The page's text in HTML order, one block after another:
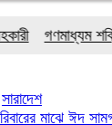
শক্তিশালী
সারাদেশ
মাঝে ঈদ